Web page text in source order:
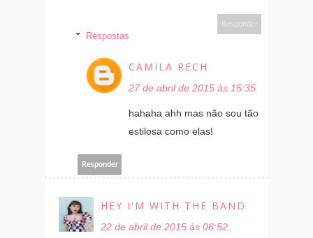
Responder
Respostas
CAMILA RECH
27 de abril de 2015 às 15:35
hahaha ahh mas não sou tão
estilosa como elas!
Responder
HEY I'M WITH THE BAND
22 de abril de 2015 às 06:52